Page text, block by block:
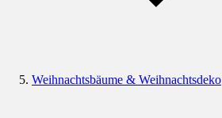
Weihnachtsbäume & Weihnachtsdeko